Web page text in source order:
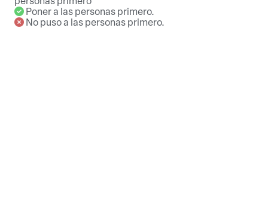
Poner a las personas primero.
No puso a las personas primero.